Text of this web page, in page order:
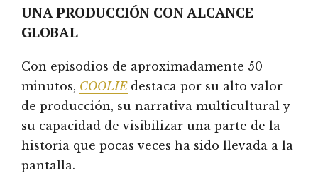
UNA PRODUCCIÓN CON ALCANCE
GLOBAL
Con episodios de aproximadamente 50
minutos, COOLIE destaca por su alto valor
de producción, su narrativa multicultural y
su capacidad de visibilizar una parte de la
historia que pocas veces ha sido llevada a la
pantalla.